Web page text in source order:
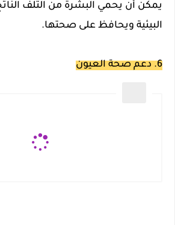
يمكن أن يحمي البشرة من التلف
البيئية ويحافظ على صحتها.
6. دعم صحة العيون